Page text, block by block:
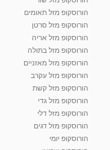
הורוסקופ מזל תאומים
הורוסקופ מזל סרטן
הורוסקופ מזל אריה
הורוסקופ מזל בתולה
הורוסקופ מזל מאזניים
הורוסקופ מזל עקרב
הורוסקופ מזל קשת
הורוסקופ מזל גדי
הורוסקופ מזל דלי
הורוסקופ מזל דגים
הורוסקופ יומי